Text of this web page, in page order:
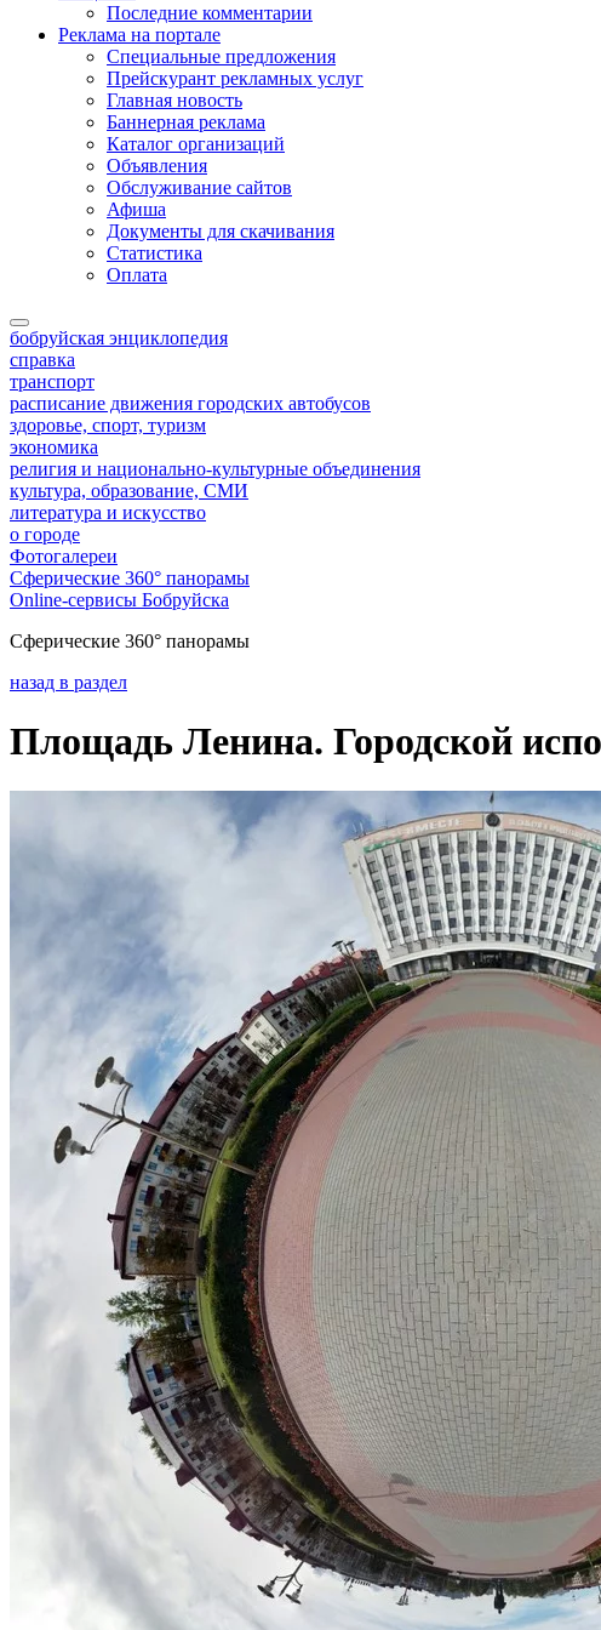
Последние комментарии
Реклама на портале
Специальные предложения
Прейскурант рекламных услуг
Главная новость
Баннерная реклама
Каталог организаций
Объявления
Обслуживание сайтов
Афиша
Документы для скачивания
Статистика
Оплата
бобруйская энциклопедия
справка
транспорт
расписание движения городских автобусов
здоровье, спорт, туризм
экономика
религия и национально-культурные объединения
культура, образование, СМИ
литература и искусство
о городе
Фотогалереи
Сферические 360° панорамы
Online-сервисы Бобруйска
Сферические 360° панорамы
назад в раздел
Площадь Ленина. Городской